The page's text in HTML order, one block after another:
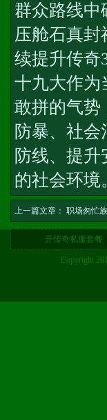
群众路线中
压舱石真封
续提升传奇
十九大作为
敢拼的气势
防暴、社
防线、提
的社会环境
上一篇文章： 职场匆忙
开传奇私服套餐
Copyright